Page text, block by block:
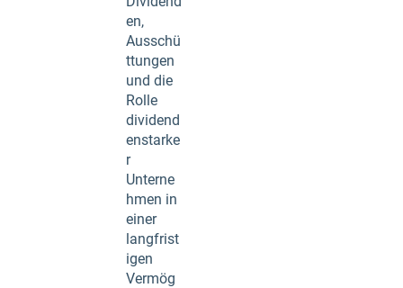
en,
Ausschü
ttungen
und die
Rolle
dividend
enstarke
r
Unterne
hmen in
einer
langfrist
igen
Vermög